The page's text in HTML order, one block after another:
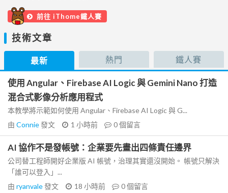
前往 iThome鐵人賽
技術文章
最新 熱門 鐵人賽
使用 Angular、Firebase AI Logic 與 Gemini Nano 打造
混合式影像分析應用程式
本教學將示範如何使用 Angular、Firebase AI Logic 與 G...
由 Connie發文 1 小時前 0個留言
AI 協作不是發帳號：企業要先畫出四條責任邊界
公司替工程師開好企業版 AI 帳號，治理其實還沒開始。 帳號只解決
「誰可以登入」...
由 ryanvale發文 18 小時前 0個留言